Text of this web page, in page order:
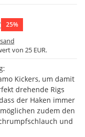
25%
von 25 EUR.
Kickers, um damit
drehende Rigs
der Haken immer
zudem den
und